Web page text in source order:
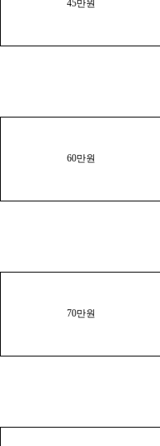
45만원
60만원
70만원